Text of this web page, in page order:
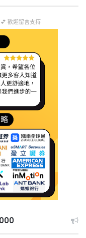
歡迎留言支持